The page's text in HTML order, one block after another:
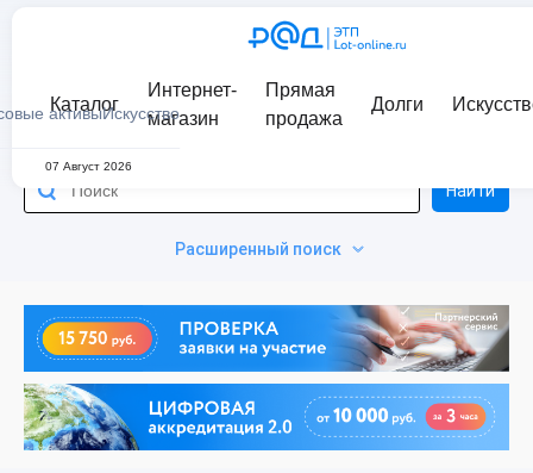
активыИскусство
Каталог
Интернет-
магазин
Прямая
продажа
Долги
07 Август 2026
Расширенный поиск
Найти